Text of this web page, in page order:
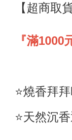
【超商取貨
『滿1000
⭐️燒香拜
⭐️天然沉